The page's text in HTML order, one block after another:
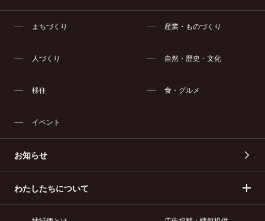
まちづくり 産業・ものづくり
人づくり 自然・歴史・文化
移住 食・グルメ
イベント
お知らせ
わたしたちについて